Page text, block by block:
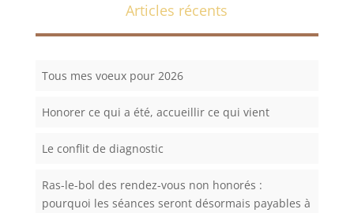
Articles récents
Tous mes voeux pour 2026
Honorer ce qui a été, accueillir ce qui vient
Le conflit de diagnostic
Ras-le-bol des rendez-vous non honorés :
pourquoi les séances seront désormais payables à